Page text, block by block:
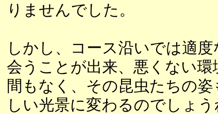
りませんでした。
しかし、コース沿いでは適
会うことが出来、悪くない環
間もなく、その昆虫たちの
しい光景に変わるのでしょ